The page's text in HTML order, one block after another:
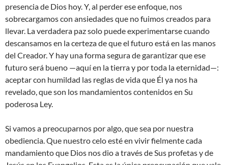
presencia de Dios hoy. Y, al perder ese enfoque, nos
sobrecargamos con ansiedades que no fuimos creados para
llevar. La verdadera paz solo puede experimentarse cuando
descansamos en la certeza de que el futuro está en las manos
del Creador. Y hay una forma segura de garantizar que ese
futuro será bueno —aquí en la tierra y por toda la eternidad—:
aceptar con humildad las reglas de vida que Él ya nos ha
revelado, que son los mandamientos contenidos en Su
poderosa Ley.
Si vamos a preocuparnos por algo, que sea por nuestra
obediencia. Que nuestro celo esté en vivir fielmente cada
mandamiento que Dios nos dio a través de Sus profetas y de